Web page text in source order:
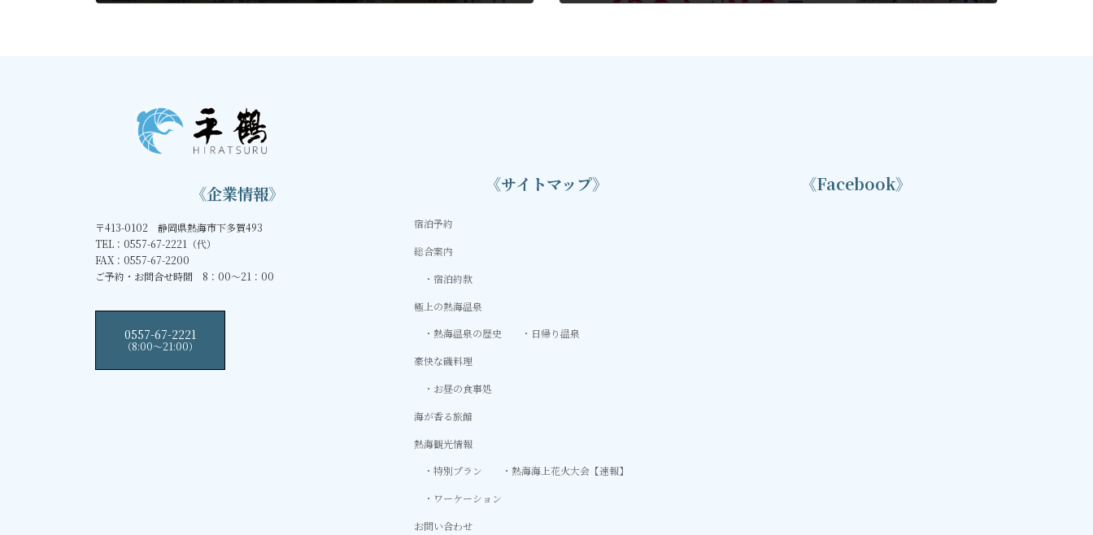
《企業情報》
〒413-0102 静岡県熱海市下多賀493
TEL：0557-67-2221（代）
FAX：0557-67-2200
ご予約・お問合せ時間 8：00～21：00
0557-67-2221
（8:00〜21:00）
《サイトマップ》
宿泊予約
総合案内
宿泊約款
極上の熱海温泉
熱海温泉の歴史
日帰り温泉
豪快な磯料理
お昼の食事処
海が香る旅館
熱海観光情報
特別プラン
熱海海上花火大会【速報】
ワーケーション
お問い合わせ
《Facebook》